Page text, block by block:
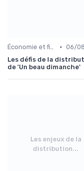
Économie et financement des films • 06/
Les défis de la
de 'Un beau dimanche'
Les enjeux de la
distribution...